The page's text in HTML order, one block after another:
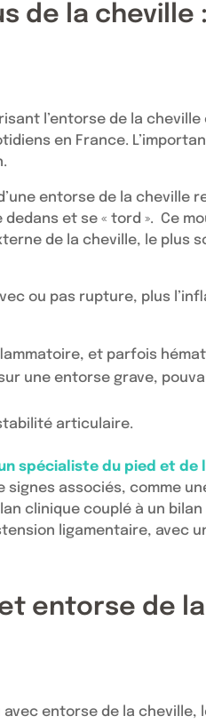
de la cheville
l’entorse de la
en France.
entorse de la cheville
et se « tord ». Ce
de la cheville, le plus
ou pas rupture, plus
et parfois
une entorse grave,
articulaire.
spécialiste du pied et de
signes associés, comme
clinique couplé à un
ligamentaire, avec
entorse de
avec entorse de la